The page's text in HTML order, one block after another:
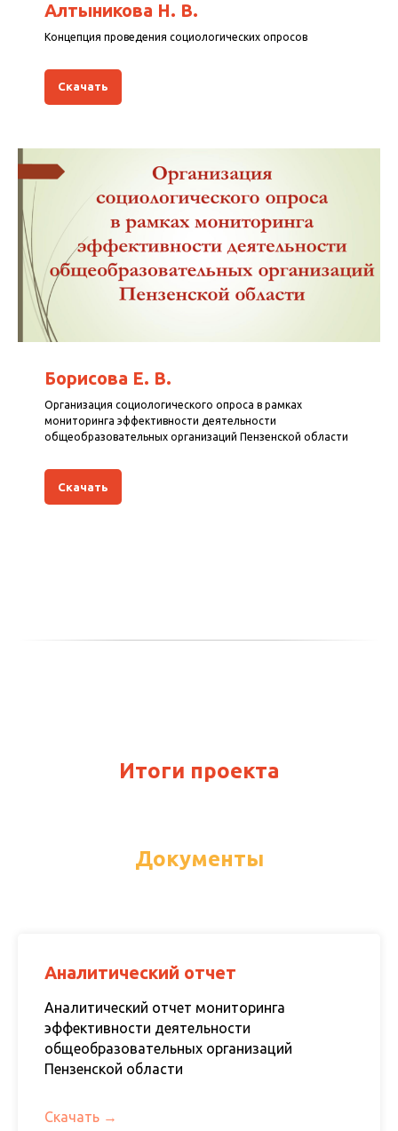
Алтыникова Н. В.
Концепция проведения социологических опросов
Скачать
Борисова Е. В.
Организация социологического опроса в рамках
мониторинга эффективности деятельности
общеобразовательных организаций Пензенской области
Скачать
Итоги проекта
Документы
Аналитический отчет
Аналитический отчет мониторинга
эффективности деятельности
общеобразовательных организаций
Пензенской области
Скачать